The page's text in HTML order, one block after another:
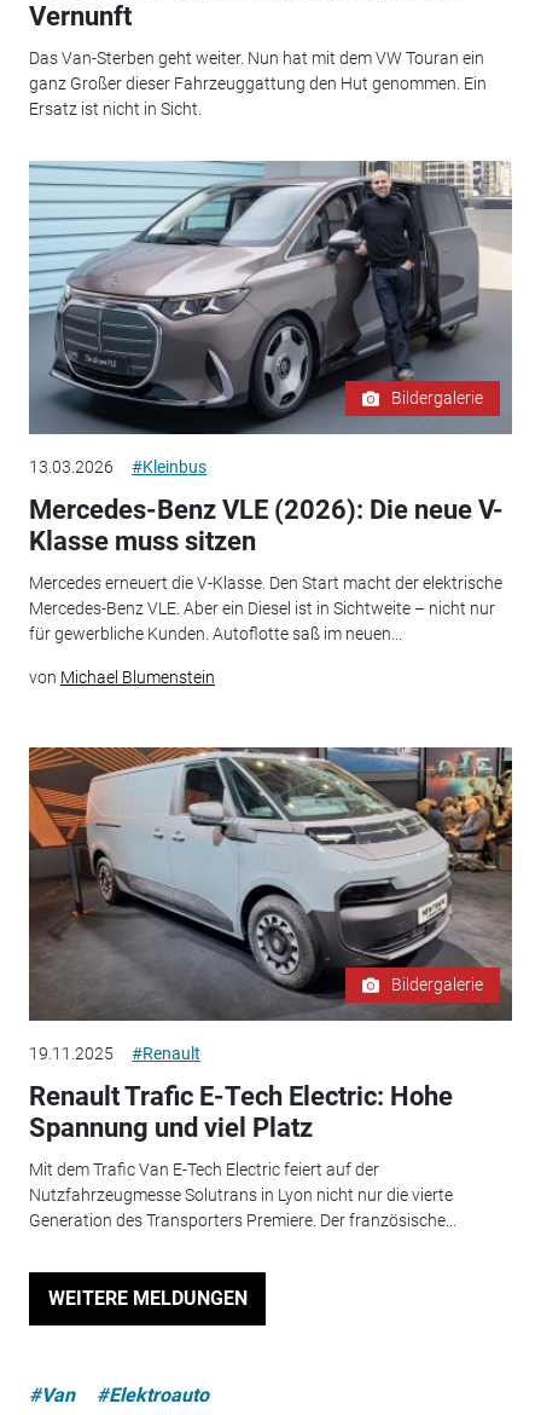
Vernunft
Das Van-Sterben geht weiter. Nun hat mit dem VW Touran ein
ganz Großer dieser Fahrzeuggattung den Hut genommen. Ein
Ersatz ist nicht in Sicht.
Bildergalerie
13.03.2026 #Kleinbus
Mercedes-Benz VLE (2026): Die neue V-
Klasse muss sitzen
Mercedes erneuert die V-Klasse. Den Start macht der elektrische
Mercedes-Benz VLE. Aber ein Diesel ist in Sichtweite – nicht nur
für gewerbliche Kunden. Autoflotte saß im neuen...
von Michael Blumenstein
Bildergalerie
19.11.2025 #Renault
Renault Trafic E-Tech Electric: Hohe
Spannung und viel Platz
Mit dem Trafic Van E-Tech Electric feiert auf der
Nutzfahrzeugmesse Solutrans in Lyon nicht nur die vierte
Generation des Transporters Premiere. Der französische...
WEITERE MELDUNGEN
#Van #Elektroauto